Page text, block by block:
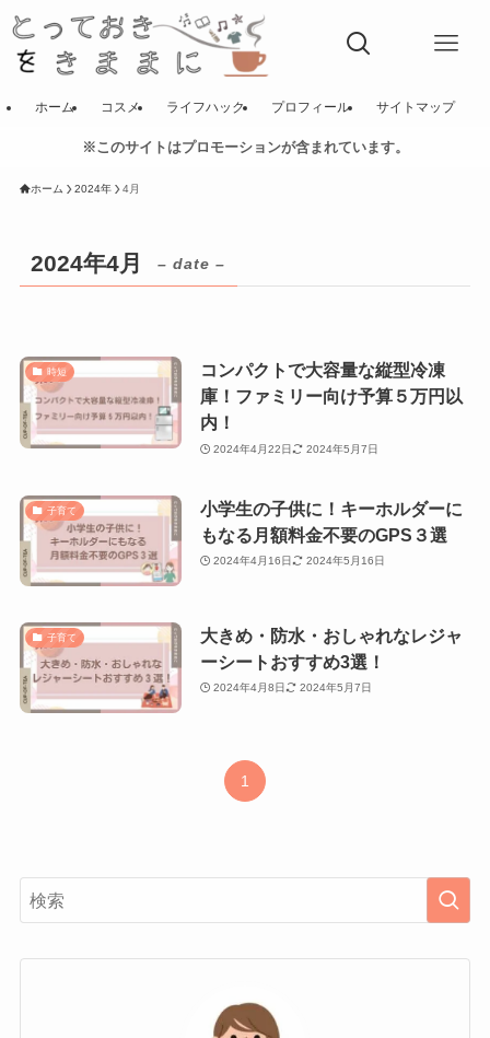
ホーム コスメ ライフハック プロフィール サイトマップ
※このサイトはプロモーションが含まれています。
ホーム 2024年 4月
2024年4月 – date –
時短
コンパクトで大容量な縦型冷凍
庫！ファミリー向け予算５万円以
内！
2024年4月22日 2024年5月7日
子育て
小学生の子供に！キーホルダーに
もなる月額料金不要のGPS３選
2024年4月16日 2024年5月16日
子育て
大きめ・防水・おしゃれなレジャ
ーシートおすすめ3選！
2024年4月8日 2024年5月7日
1